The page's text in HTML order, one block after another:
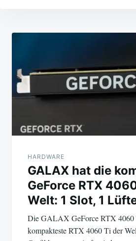
HARDWARE
GALAX hat die
GeForce RTX
Welt: 1 Slot, 1
Die GALAX GeForce RTX
kompakteste RTX 4060 Ti der